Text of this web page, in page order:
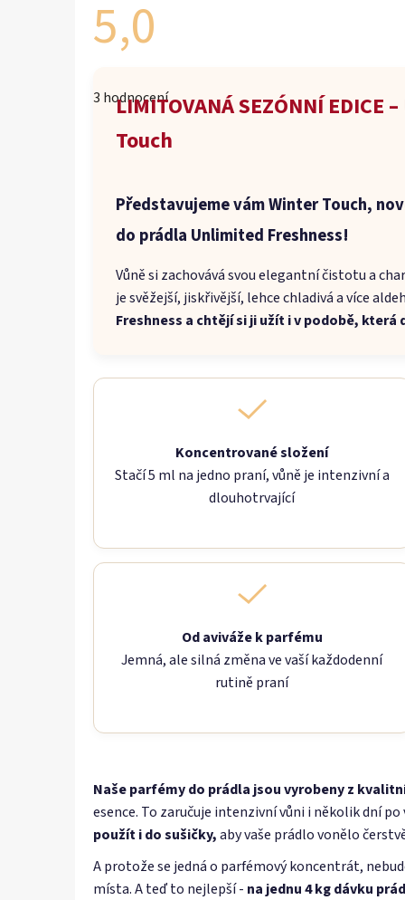
5,0
produktu
3 hodnocení
LIMITOVANÁ SEZÓNNÍ
Touch
Představujeme vám Winter Touch,
do prádla Unlimited Freshness!
Vůně si zachovává svou elegantní čistotu a
je svěžejší, jiskřivější, lehce chladivá a více
Freshness a chtějí si ji užít i v podobě,
Koncentrované složení
Stačí 5 ml na jedno praní, vůně je intenzivní a
dlouhotrvající
Od aviváže k parfému
Jemná, ale silná změna ve vaší každodenní
rutině praní
Naše parfémy do prádla jsou vyrobeny z
esence. To zaručuje intenzivní vůni i několik dní po
použít i do sušičky,aby vaše prádlo vonělo
A protože se jedná o parfémový koncentrát,
místa. A teď to nejlepší - na jednu 4 kg dávku